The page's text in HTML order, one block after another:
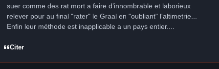
suer comme des rat mort a faire d’innombrable et laborieux
relever pour au final "rater" le Graal en "oubliant" l'altimetrie...
Enfin leur méthode est inapplicable a un pays entier....
Citer